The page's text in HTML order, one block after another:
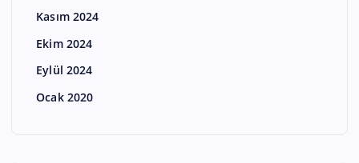
Kasım 2024
Ekim 2024
Eylül 2024
Ocak 2020